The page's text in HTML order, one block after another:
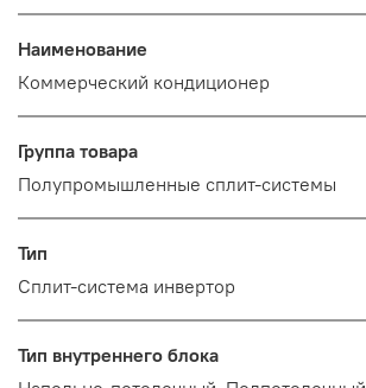
Наименование
Коммерческий кондиционер
Группа товара
Полупромышленные сплит-системы
Тип
Сплит-система инвертор
Тип внутреннего блока